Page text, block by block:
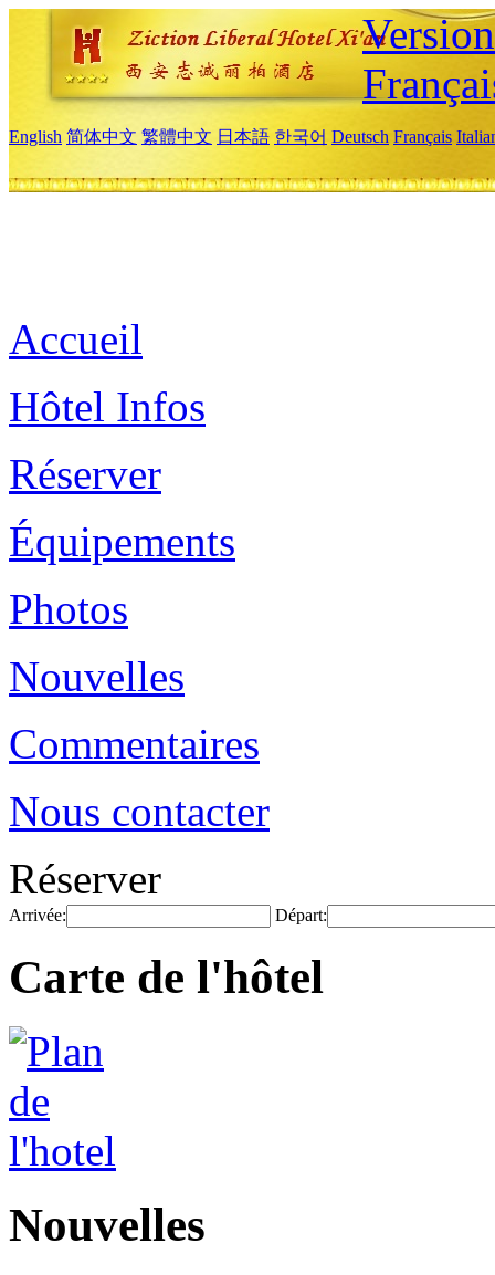
English 简体中文 繁體中文 日本語 한국어 Deutsch Français
Accueil
Hôtel Infos
Réserver
Équipements
Photos
Nouvelles
Commentaires
Nous contacter
Réserver
Arrivée: Départ:
Carte de l'hôtel
Nouvelles